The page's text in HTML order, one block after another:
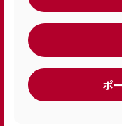
ポ